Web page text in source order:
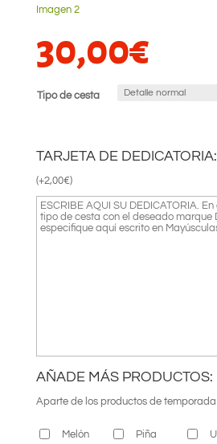
30,00€
Tipo de cesta
TARJETA DE DEDICATORIA:
(+2,00€)
AÑADE MÁS PRODUCTOS:
Aparte de los productos de
Melón
Piña